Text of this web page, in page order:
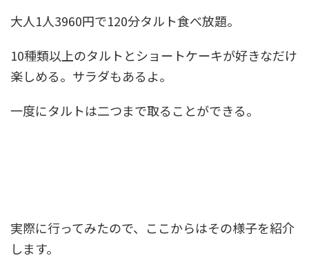
大人1人3960円で120分タルト食べ放題。
10種類以上のタルトとショートケーキが好きなだけ
楽しめる。サラダもあるよ。
一度にタルトは二つまで取ることができる。
実際に行ってみたので、ここからはその様子を紹介
します。